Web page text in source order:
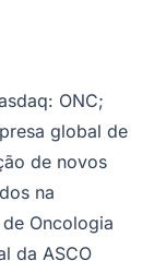
ONC;
global de
de novos
na
Oncologia
da ASCO